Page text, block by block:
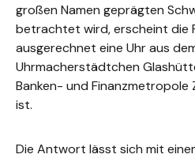
großen Namen geprägten
betrachtet wird, erscheint die
ausgerechnet eine Uhr aus
Uhrmacherstädtchen
Banken- und
ist.
Die Antwort lässt sich mit